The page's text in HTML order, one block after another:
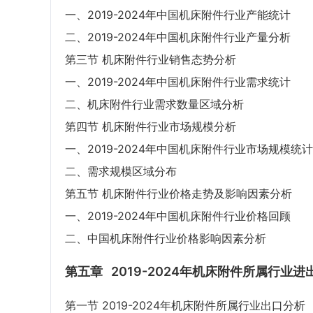
一、2019-2024年中国机床附件行业产能统计
二、2019-2024年中国机床附件行业产量分析
第三节 机床附件行业销售态势分析
一、2019-2024年中国机床附件行业需求统计
二、机床附件行业需求数量区域分析
第四节 机床附件行业市场规模分析
一、2019-2024年中国机床附件行业市场规模统计
二、需求规模区域分布
第五节 机床附件行业价格走势及影响因素分析
一、2019-2024年中国机床附件行业价格回顾
二、中国机床附件行业价格影响因素分析
第五章 2019-2024年机床附件所属行业进
第一节 2019-2024年机床附件所属行业出口分析